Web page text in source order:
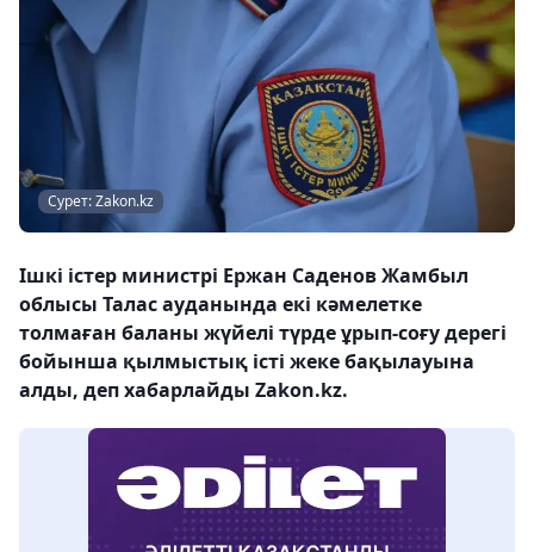
Сурет: Zakon.kz
Ішкі істер министрі Ержан Саденов Жамбыл
облысы Талас ауданында екі кәмелетке
толмаған баланы жүйелі түрде ұрып-соғу дерегі
бойынша қылмыстық істі жеке бақылауына
алды, деп хабарлайды Zakon.kz.